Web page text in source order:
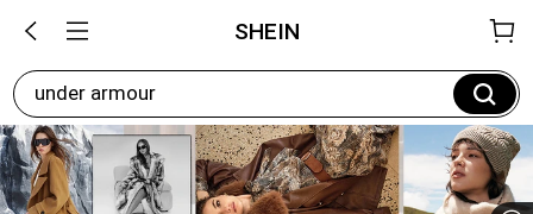
SHEIN
under armour